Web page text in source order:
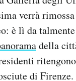
verrà
è lì da
della
di Firenze.